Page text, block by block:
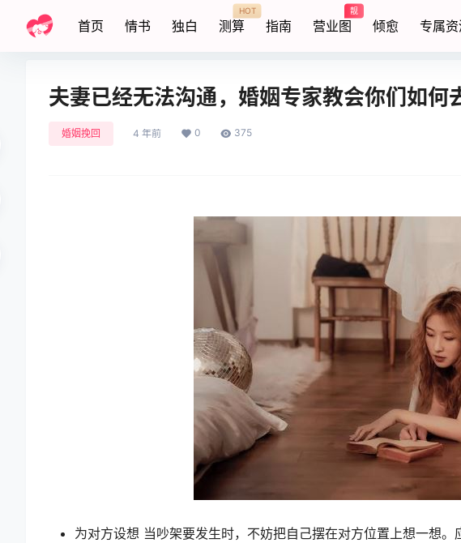
首页 情书 独白 测算
HOT
指南 营业图
靓
倾愈 专属
夫妻已经无法沟通，婚姻专家教会你们如何
婚姻挽回 4 年前 0 375
为对方设想 当吵架要发生时，不妨把自己摆在对方位置上想一想